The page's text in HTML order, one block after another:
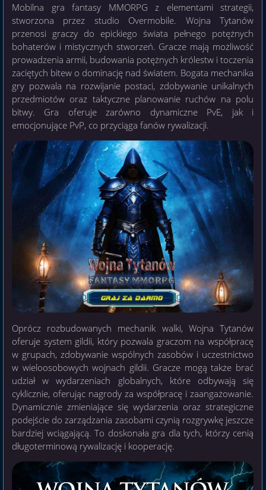
Mobilna gra fantasy MMORPG z elementami strategii,
stworzona przez studio Overmobile. Wojna Tytanów
przenosi graczy do epickiego świata pełnego potężnych
bohaterów i mistycznych stworzeń. Gracze mają możliwość
prowadzenia armii, budowania potężnych królestw i toczenia
zaciętych bitew o dominację nad światem. Bogata mechanika
gry pozwala na rozwijanie postaci, zdobywanie unikalnych
przedmiotów oraz taktyczne planowanie ruchów na polu
bitwy. Gra oferuje zarówno dynamiczne PvE, jak i
emocjonujące PvP, co przyciąga fanów rywalizacji.
Oprócz rozbudowanych mechanik walki, Wojna Tytanów
oferuje system gildii, który pozwala graczom na współpracę
w grupach, zdobywanie wspólnych zasobów i uczestnictwo
w wieloosobowych wojnach gildii. Gracze mogą także brać
udział w wydarzeniach globalnych, które odbywają się
cyklicznie, oferując nagrody za współpracę i zaangażowanie.
Dynamicznie zmieniające się wydarzenia oraz strategiczne
podejście do zarządzania zasobami czynią rozgrywkę jeszcze
bardziej wciągającą. To doskonała gra dla tych, którzy cenią
długoterminową rywalizację i kooperację.